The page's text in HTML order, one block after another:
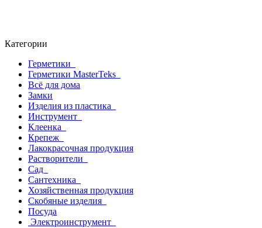
Категории
Герметики
Герметики MasterTeks
Всё для дома
Замки
Изделия из пластика
Инструмент
Клеенка
Крепеж
Лакокрасочная продукция
Растворители
Сад
Сантехника
Хозяйственная продукция
Скобяные изделия
Посуда
Электроинструмент